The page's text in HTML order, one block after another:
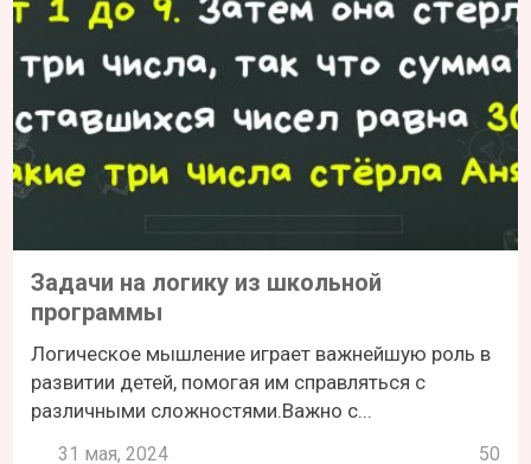
Задачи на логику из школьной
программы
Логическое мышление играет важнейшую роль в
развитии детей, помогая им справляться с
различными сложностями.Важно с...
31 мая, 2024 50